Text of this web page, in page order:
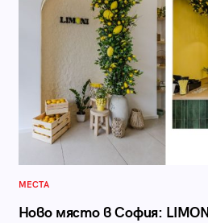
МЕСТА
Ново място в София: LIMONI